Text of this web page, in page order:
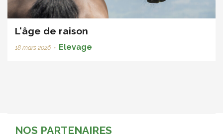
L'âge de raison
18 mars 2026 • Elevage
NOS PARTENAIRES